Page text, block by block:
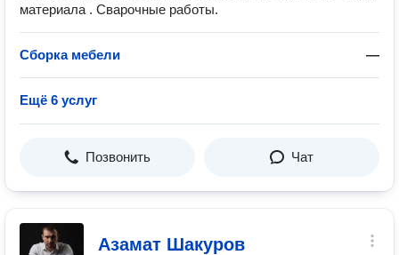
материала . Сварочные работы.
Сборка мебели —
Ещё 6 услуг
Позвонить Чат
Азамат Шакуров